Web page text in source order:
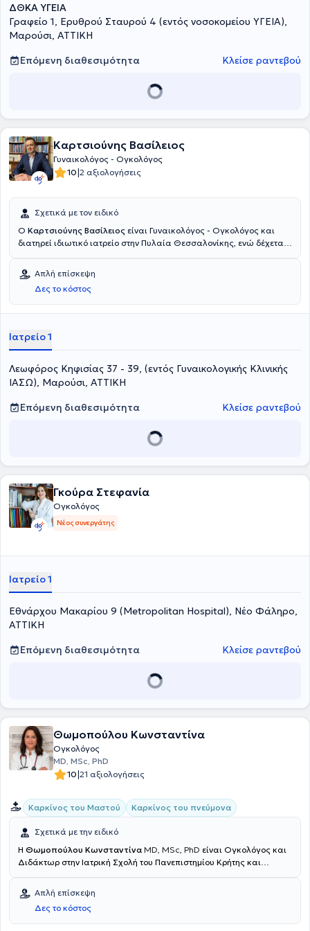
ΔΘΚΑ ΥΓΕΙΑ
Γραφείο 1, Ερυθρού Σταυρού 4 (εντός νοσοκομείου ΥΓΕΙΑ),
Μαρούσι, ΑΤΤΙΚΗ
Επόμενη διαθεσιμότητα
Κλείσε ραντεβού
Καρτσιούνης Βασίλειος
Γυναικολόγος - Ογκολόγος
10|2 αξιολογήσεις
Σχετικά με τον ειδικό
Ο Καρτσιούνης Βασίλειος είναι Γυναικολόγος - Ογκολόγος και
διατηρεί ιδιωτικό ιατρείο στην Πυλαία Θεσσαλονίκης, ενώ δέχεται
ΙΑΣΩ. Είναι απόφοιτος και υποψήφιος Διδάκτωρ της Ιατρικής
Σχολής του Αριστοτελείου Πανεπιστημίου Θεσσαλονίκης και
Ακαδημαϊκός υπότροφος της Γ’ Μαιευτικής – Γυναικολογικής
Κλινικής του Γενικού Νοσοκομείου Θεσσαλονίκης "Ιπποκράτειο".
και ειδικότερα στην λαπαροσκοπική – ρομποτική χειρουργική και
στη γυναικολογική ογκολογία, έχοντας εργαστεί στο Ηνωμένο
Πιστοποίημένος στη γυναικολογική ογκολογία από το Βασιλικό
Κολέγιο Μαιευτήρων – Γυναικολόγων (RCOG).
Απλή επίσκεψη
Δες το κόστος
Ιατρείο 1
Λεωφόρος Κηφισίας 37 - 39, (εντός Γυναικολογικής Κλινικής
ΙΑΣΩ), Μαρούσι, ΑΤΤΙΚΗ
Επόμενη διαθεσιμότητα
Κλείσε ραντεβού
Γκούρα Στεφανία
Ογκολόγος
Νέος συνεργάτης
Ιατρείο 1
Εθνάρχου Μακαρίου 9 (Metropolitan Hospital), Νέο Φάληρο,
ΑΤΤΙΚΗ
Επόμενη διαθεσιμότητα
Κλείσε ραντεβού
Θωμοπούλου Κωνσταντίνα
Ογκολόγος
MD, MSc, PhD
10|21 αξιολογήσεις
Καρκίνος του Μαστού Καρκίνος του πνεύμονα
Σχετικά με την ειδικό
Η Θωμοπούλου Κωνσταντίνα MD, MSc, PhD είναι Ογκολόγος και
Διδάκτωρ στην Ιατρική Σχολή του Πανεπιστημίου Κρήτης και
ιατρείο στους Αμπελόκηπους. Σπούδασε στην Ιατρική σχολή του
Δημοκρίτειου Πανεπιστημίου Θράκης και είναι κάτοχος
μεταπτυχιακού διπλώματος στον καρκίνο του Πνεύμονα από το
Εθνικό & Καποδιστριακό Πανεπιστήμιο Αθηνών. Ειδικεύτηκε στο
Απλή επίσκεψη
Δες το κόστος